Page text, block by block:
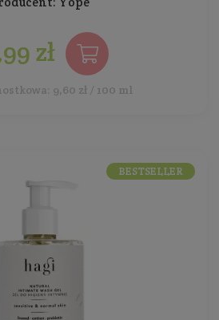
zł
9,60 zł / 100 ml
BESTSELLER